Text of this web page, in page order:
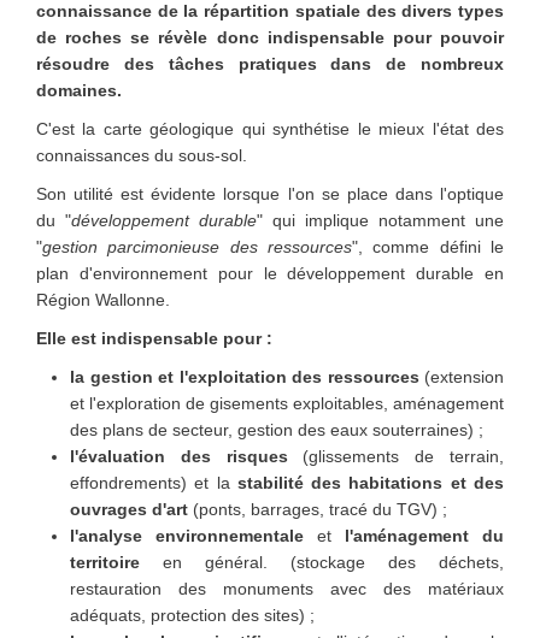
connaissance de la répartition spatiale des divers types
de roches se révèle donc indispensable pour pouvoir
résoudre des tâches pratiques dans de nombreux
domaines.
C'est la carte géologique qui synthétise le mieux l'état des
connaissances du sous-sol.
Son utilité est évidente lorsque l'on se place dans l'optique
du "développement durable" qui implique notamment une
"gestion parcimonieuse des ressources", comme défini le
plan d'environnement pour le développement durable en
Région Wallonne.
Elle est indispensable pour :
la gestion et l'exploitation des ressources (extension
et l'exploration de gisements exploitables, aménagement
des plans de secteur, gestion des eaux souterraines) ;
l'évaluation des risques (glissements de terrain,
effondrements) et la stabilité des habitations et des
ouvrages d'art (ponts, barrages, tracé du TGV) ;
l'analyse environnementale et l'aménagement du
territoire en général. (stockage des déchets,
restauration des monuments avec des matériaux
adéquats, protection des sites) ;